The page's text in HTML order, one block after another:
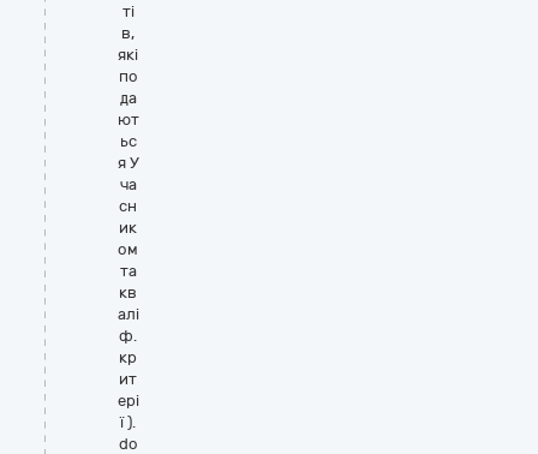
ті
в,
які
по
да
ют
ьс
я У
ча
сн
ик
ом
та
кв
алі
ф.
кр
ит
ері
ї ).
do